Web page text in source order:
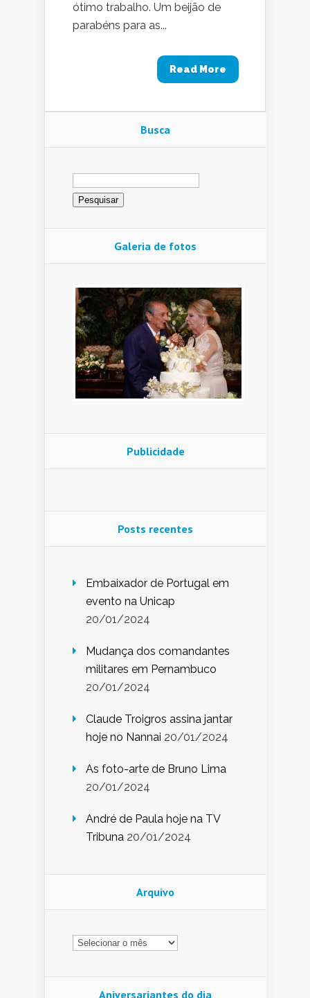
ótimo trabalho. Um beijão de
parabéns para as...
Read More
Busca
Pesquisar
por:
Galeria de fotos
Publicidade
Posts recentes
Embaixador de Portugal em
evento na Unicap
20/01/2024
Mudança dos comandantes
militares em Pernambuco
20/01/2024
Claude Troigros assina jantar
hoje no Nannai 20/01/2024
As foto-arte de Bruno Lima
20/01/2024
André de Paula hoje na TV
Tribuna 20/01/2024
Arquivo
Arquivo
Aniversariantes do dia